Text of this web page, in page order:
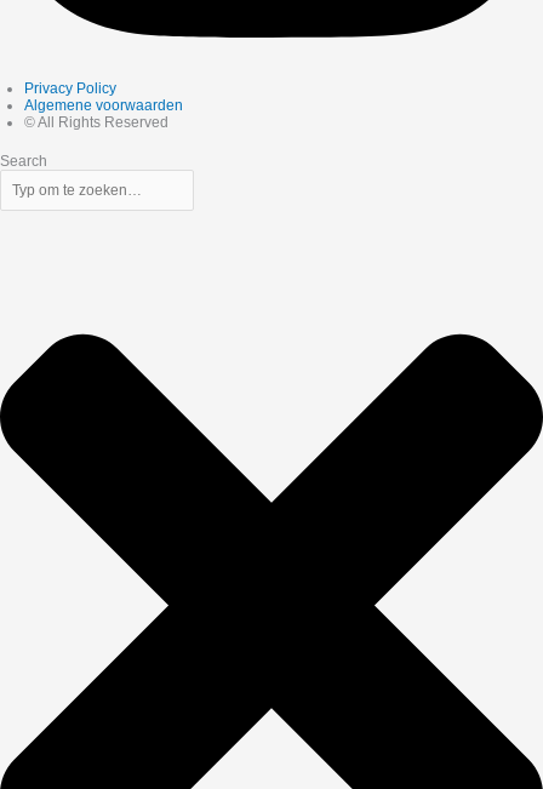
Privacy Policy
Algemene voorwaarden
© All Rights Reserved
Search